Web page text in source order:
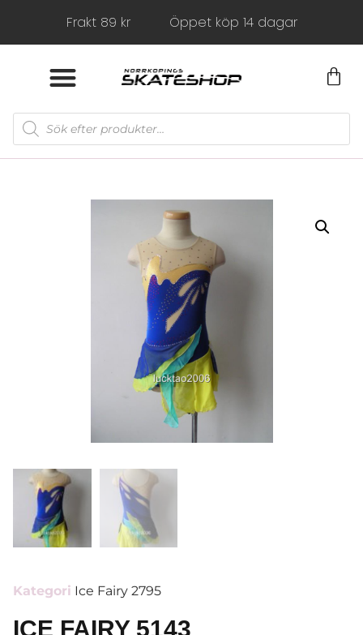
Frakt 89 kr Öppet köp 14 dagar
Kategori Ice Fairy 2795
ICE FAIRY 5143